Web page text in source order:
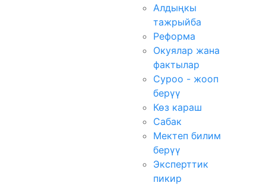
Алдыңкы
тажрыйба
Реформа
Окуялар жана
фактылар
Суроо - жооп
берүү
Көз караш
Сабак
Мектеп билим
берүү
Эксперттик
пикир